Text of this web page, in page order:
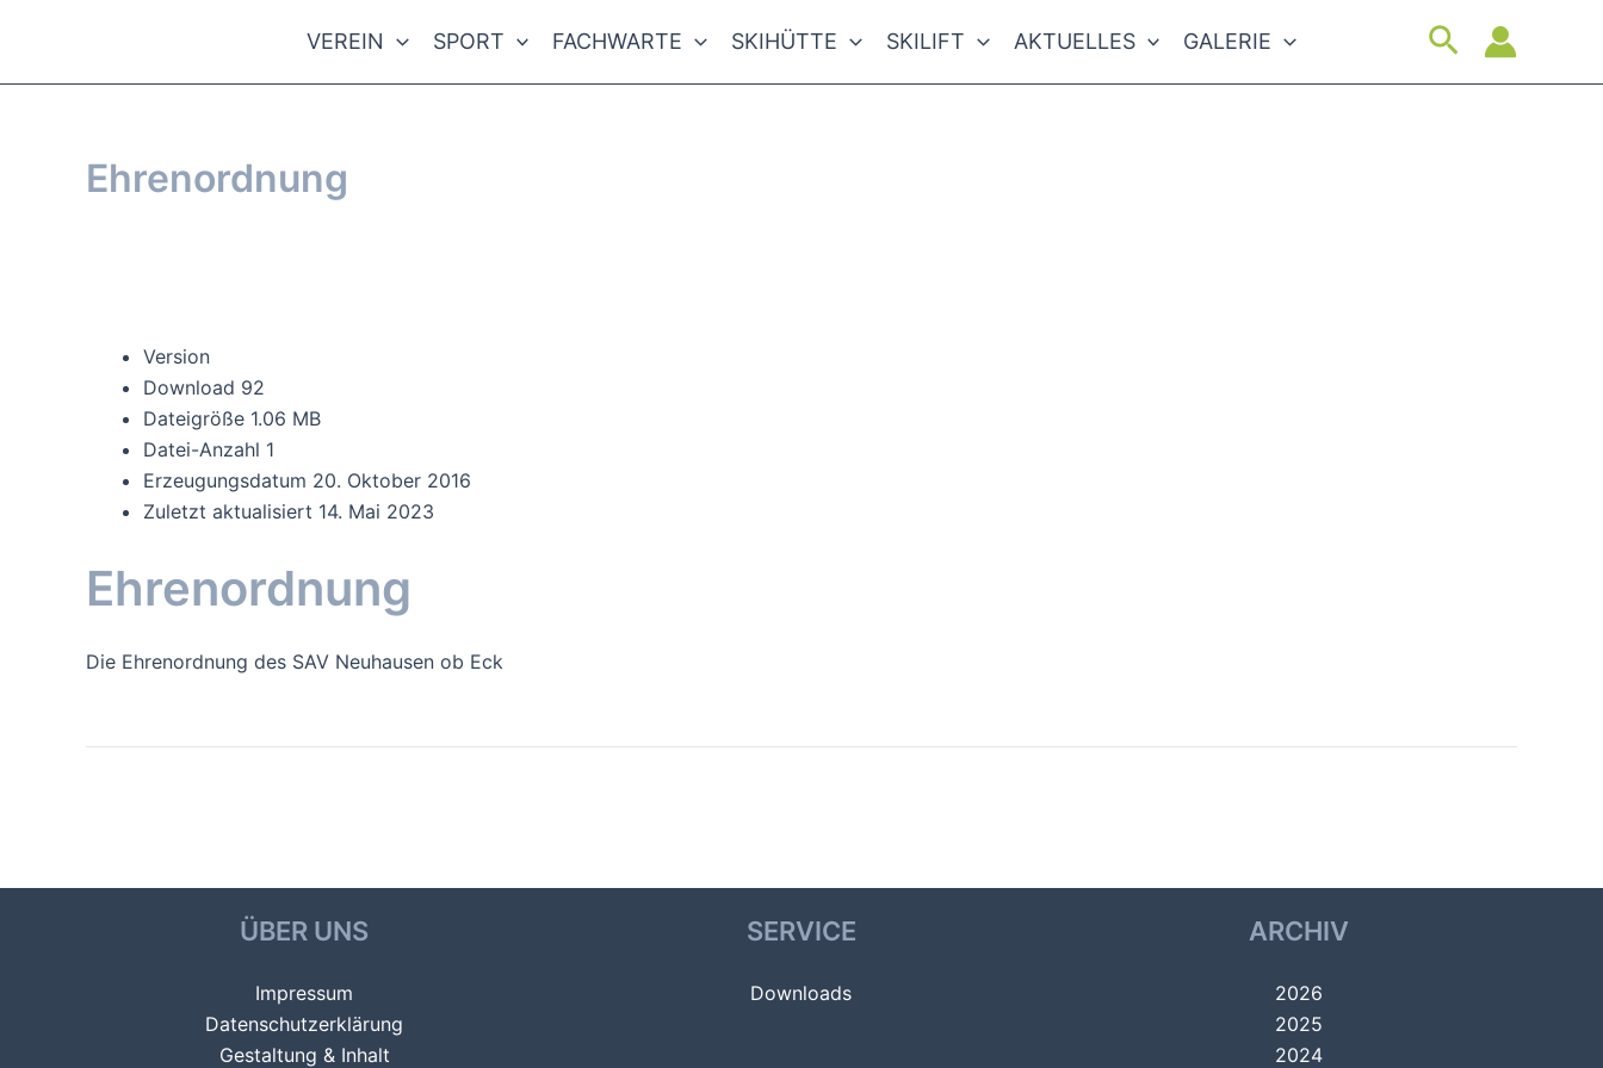
VEREIN SPORT FACHWARTE SKIHÜTTE SKILIFT AKTUELLES GALERIE Suchen
Ehrenordnung
Version
Download 92
Dateigröße 1.06 MB
Datei-Anzahl 1
Erzeugungsdatum 20. Oktober 2016
Zuletzt aktualisiert 14. Mai 2023
Ehrenordnung
Die Ehrenordnung des SAV Neuhausen ob Eck
ÜBER UNS
Impressum
Datenschutzerklärung
Gestaltung & Inhalt
SERVICE
Downloads
ARCHIV
2026
2025
2024